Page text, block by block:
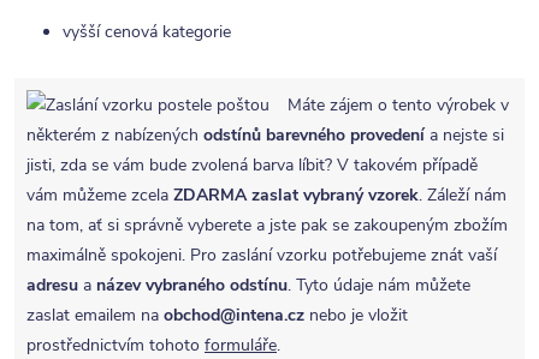
vyšší cenová kategorie
Máte zájem o tento výrobek v
některém z nabízených odstínů barevného provedení a nejste si
jisti, zda se vám bude zvolená barva líbit? V takovém případě
vám můžeme zcela ZDARMA zaslat vybraný vzorek. Záleží nám
na tom, ať si správně vyberete a jste pak se zakoupeným zbožím
maximálně spokojeni. Pro zaslání vzorku potřebujeme znát vaší
adresu a název vybraného odstínu. Tyto údaje nám můžete
zaslat emailem na obchod@intena.cz nebo je vložit
prostřednictvím tohoto formuláře.